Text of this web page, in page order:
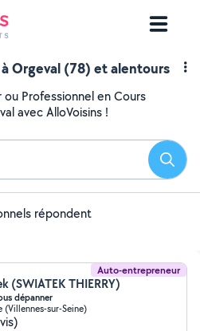
Orgeval (78) et alentours
Professionnel en Cours
avec AlloVoisins !
répondent
Auto-entrepreneur
(SWIATEK THIERRY)
dépanner
(Villennes-sur-Seine)